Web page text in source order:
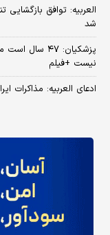
شد
پزشکیان:
نیست +فیلم
ادعای العربیه: مذاکرات